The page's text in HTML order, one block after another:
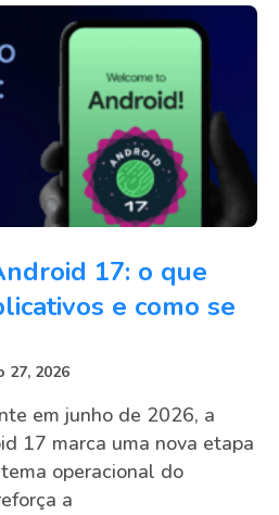
17: o que
e como se
2026
em junho de 2026, a
17 marca uma nova etapa
operacional do
a